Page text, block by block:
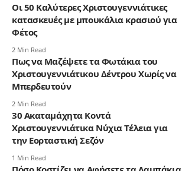
Οι 50 Καλύτερες Χριστουγεννιάτικες
κατασκευές με μπουκάλια κρασιού για
Φέτος
2 Min Read
Πως να Μαζέψετε τα Φωτάκια του
Χριστουγεννιάτικου Δέντρου Χωρίς να
Μπερδευτούν
2 Min Read
30 Ακαταμάχητα Κοντά
Χριστουγεννιάτικα Νύχια Τέλεια για
την Εορταστική Σεζόν
1 Min Read